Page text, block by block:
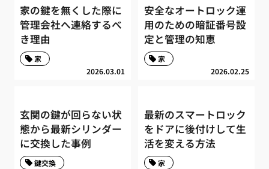
家の鍵を無くした際に
管理会社へ連絡するべ
き理由
2026.03.01
家
安全なオートロック運
用のための暗証番号設
定と管理の知恵
2026.02.25
家
玄関の鍵が回らない状
態から最新シリンダー
に交換した事例
鍵交換
最新のスマートロック
をドアに後付けして生
活を変える方法
家